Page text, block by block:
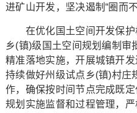
进矿山开发，坚决遏制“圈而
在优化国土空间开发保护
乡(镇)级国土空间规划编制审
精准落地实施，开展城镇开
持续做好州级试点乡(镇)村庄
作，确保按时间节点完成既
规划实施监督和过程管理，